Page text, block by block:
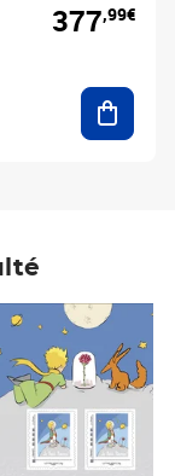
377,99€